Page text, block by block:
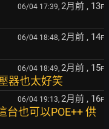
06/04 17:39, 2月前 , 13F
06/04 18:48, 2月前 , 14F
06/04 18:49, 2月前 , 15F
器也太好笑
06/04 19:13, 2月前 , 16F
台也可以POE++ 供